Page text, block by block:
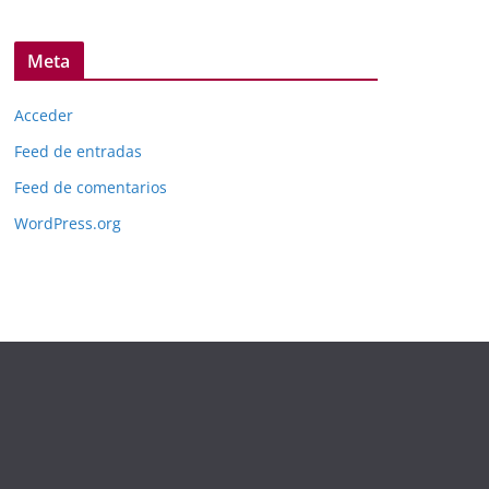
Meta
Acceder
Feed de entradas
Feed de comentarios
WordPress.org